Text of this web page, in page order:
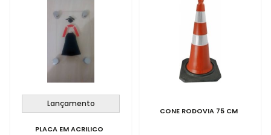
Lançamento
PLACA EM ACRILICO
CONE RODOVIA 75 CM